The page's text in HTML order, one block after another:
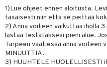
1)Lue ohjeet ennen aloitusta.
tasaisesti niin että se peittää
2) Anna voiteen vaikuttaa iholla
lastaa testataksesi pieni alue.
Tarpeen vaatiessa anna voiteen
MINUUTTIA.
3) HUUHTELE HUOLELLISESTI